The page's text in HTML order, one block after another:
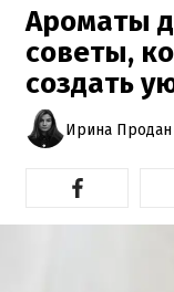
Ароматы
советы,
создать
Ирина Продан